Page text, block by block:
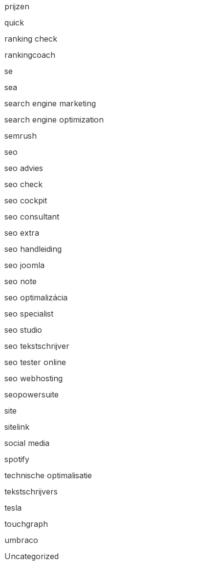
prijzen
quick
ranking check
rankingcoach
se
sea
search engine marketing
search engine optimization
semrush
seo
seo advies
seo check
seo cockpit
seo consultant
seo extra
seo handleiding
seo joomla
seo note
seo optimalizácia
seo specialist
seo studio
seo tekstschrijver
seo tester online
seo webhosting
seopowersuite
site
sitelink
social media
spotify
technische optimalisatie
tekstschrijvers
tesla
touchgraph
umbraco
Uncategorized